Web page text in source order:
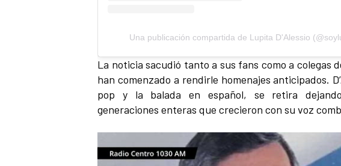
Una publicación compartida de Lupita D'Alessio
La noticia sacudió tanto a sus fans como a colegas
han comenzado a rendirle homenajes anticipados.
pop y la balada en español, se retira
generaciones enteras que crecieron con su voz